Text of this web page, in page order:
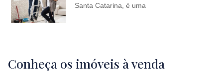
Santa Catarina, é uma
Conheça os imóveis à venda